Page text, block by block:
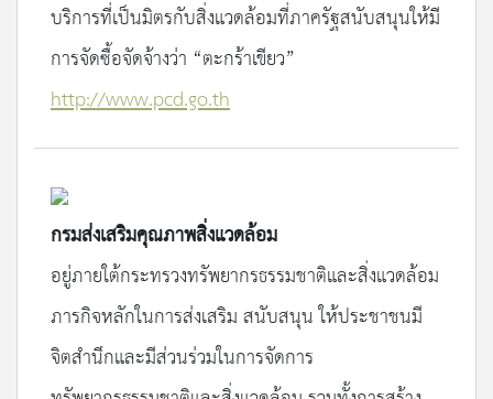
บริการที่เป็นมิตรกับสิ่งแวดล้อมที่ภาครัฐสนับสนุนให้มี
การจัดซื้อจัดจ้างว่า “ตะกร้าเขียว”
http://www.pcd.go.th
กรมส่งเสริมคุณภาพสิ่งแวดล้อม
อยู่ภายใต้กระทรวงทรัพยากรธรรมชาติและสิ่งแวดล้อม
ภารกิจหลักในการส่งเสริม สนับสนุน ให้ประชาชนมี
จิตสำนึกและมีส่วนร่วมในการจัดการ